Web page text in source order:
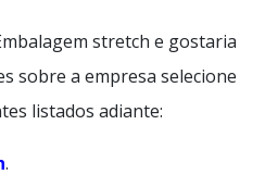
stretch e gostaria
sobre a empresa selecione
listados adiante:
.